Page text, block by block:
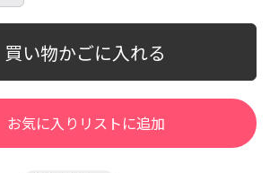
買い物かごに入れる